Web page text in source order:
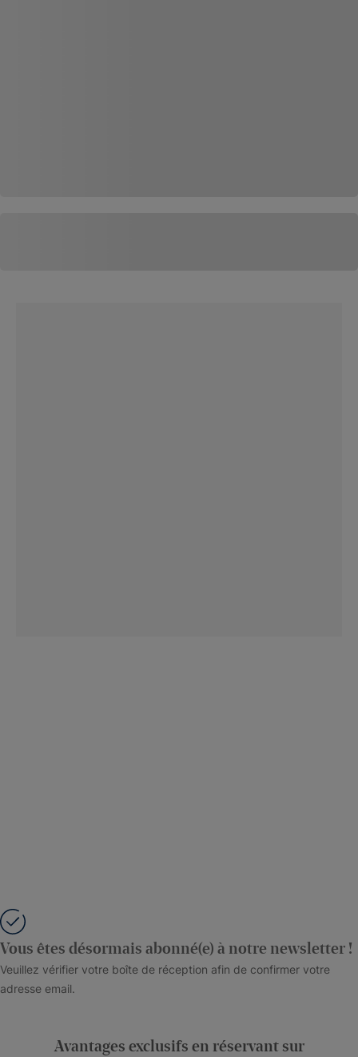
Vous êtes désormais abonné(e) à notre newsletter !
Veuillez vérifier votre boîte de réception afin de confirmer votre
adresse email.
Avantages exclusifs en réservant sur